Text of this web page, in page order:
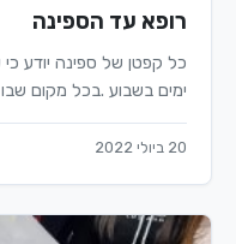
רופא עד הספינה
ימים בשבוע .בכל מקום
20 ביולי 2022